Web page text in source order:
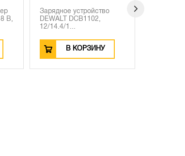
В,
Зарядное устройство
DEWALT DCB1102,
12/14.4/1...
В КОРЗИНУ